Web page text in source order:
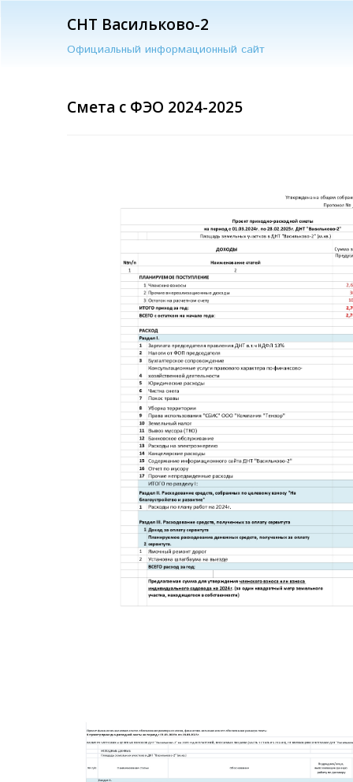
СНТ Васильково-2
Официальный информационный сайт
Смета с ФЭО 2024-2025